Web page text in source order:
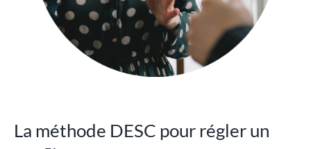
La méthode DESC pour régler un